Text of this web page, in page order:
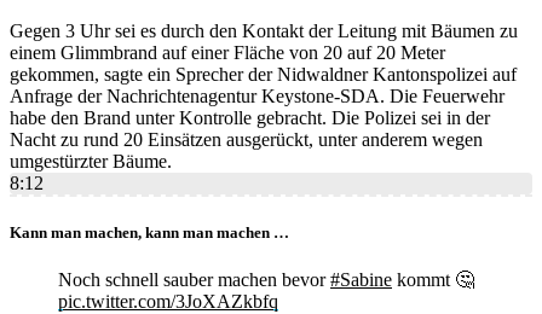
Gegen 3 Uhr sei es durch den Kontakt der Leitung mit Bäumen zu
einem Glimmbrand auf einer Fläche von 20 auf 20 Meter
gekommen, sagte ein Sprecher der Nidwaldner Kantonspolizei auf
Anfrage der Nachrichtenagentur Keystone-SDA. Die Feuerwehr
habe den Brand unter Kontrolle gebracht. Die Polizei sei in der
Nacht zu rund 20 Einsätzen ausgerückt, unter anderem wegen
umgestürzter Bäume.
8:12
Kann man machen, kann man machen …
Noch schnell sauber machen bevor#Sabine kommt 🤔
pic.twitter.com/3JoXAZkbfq